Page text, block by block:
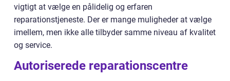
vigtigt at vælge en pålidelig og erfaren
reparationstjeneste. Der er mange muligheder at vælge
imellem, men ikke alle tilbyder samme niveau af kvalitet
og service.
Autoriserede reparationscentre